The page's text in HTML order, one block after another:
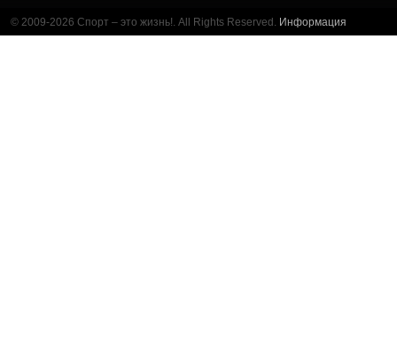
© 2009-2026 Спорт – это жизнь!. All Rights Reserved. Информация